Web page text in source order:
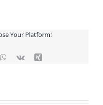
Your Platform!
WhatsApp
Vk Xing